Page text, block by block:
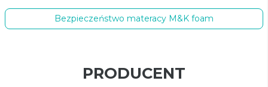
Bezpieczeństwo materacy M&K foam
PRODUCENT